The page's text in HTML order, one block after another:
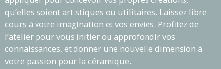
qu’elles soient artistiques ou utilitaires. Laissez libre
cours à votre imagination et vos envies. Profitez de
l’atelier pour vous initier ou approfondir vos
connaissances, et donner une nouvelle dimension à
votre passion pour la céramique.